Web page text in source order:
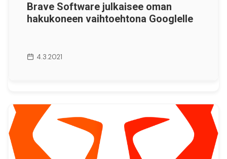
Brave Software julkaisee oman
hakukoneen vaihtoehtona Googlelle
4.3.2021